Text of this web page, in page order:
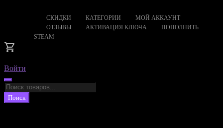
СКИДКИ КАТЕГОРИИ
МОЙ АККАУНТ
ОТЗЫВЫ
АКТИВАЦИЯ КЛЮЧА
ПОПОЛНИТЬ
STEAM
Войти
Поиск
товаров
Поиск